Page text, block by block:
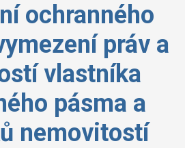
ochranného
práv a
vlastníka
pásma a
nemovitostí